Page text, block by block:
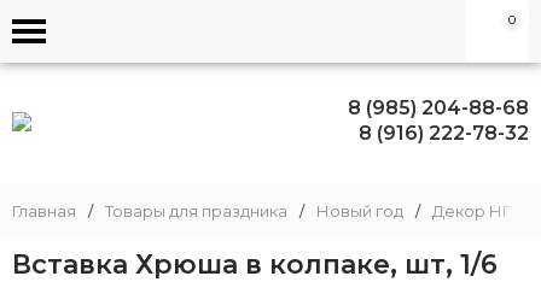
0
8 (985) 204-88-68
8 (916) 222-78-32
Главная / Товары для праздника / Новый год / Декор НГ
Вставка Хрюша в колпаке, шт, 1/6